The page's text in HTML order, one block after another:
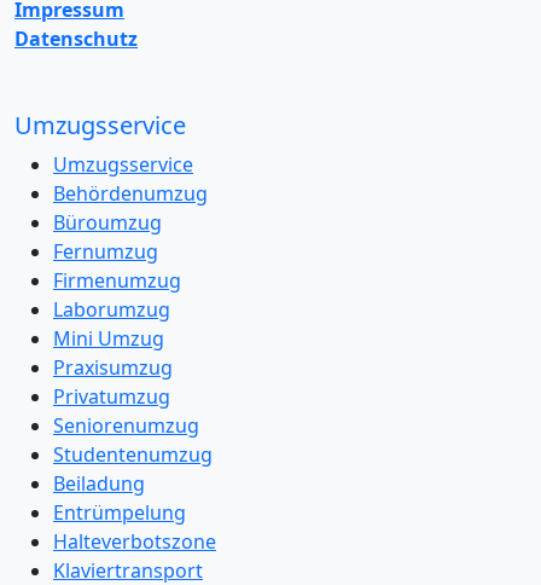
Impressum
Datenschutz
Umzugsservice
Umzugsservice
Behördenumzug
Büroumzug
Fernumzug
Firmenumzug
Laborumzug
Mini Umzug
Praxisumzug
Privatumzug
Seniorenumzug
Studentenumzug
Beiladung
Entrümpelung
Halteverbotszone
Klaviertransport